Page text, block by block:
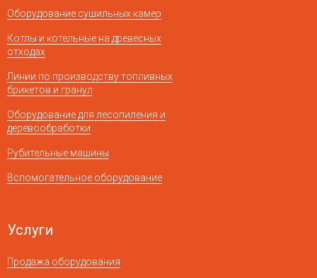
Оборудование сушильных камер
Котлы и котельные на древесных
отходах
Линии по производству топливных
брикетов и гранул
Оборудование для лесопиления и
деревообработки
Рубительные машины
Вспомогательное оборудование
Услуги
Продажа оборудования